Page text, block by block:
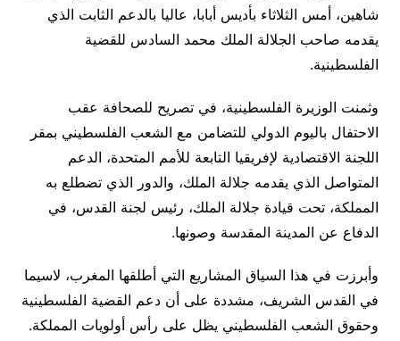
شاهين، أمس الثلاثاء بأديس أبابا، عاليا بالدعم الثابت الذي
يقدمه صاحب الجلالة الملك محمد السادس للقضية
الفلسطينية.
وثمنت الوزيرة الفلسطينية، في تصريح للصحافة عقب
الاحتفال باليوم الدولي للتضامن مع الشعب الفلسطيني بمقر
اللجنة الاقتصادية لإفريقيا التابعة للأمم المتحدة، الدعم
المتواصل الذي يقدمه جلالة الملك، والدور الذي تضطلع به
المملكة، تحت قيادة جلالة الملك، رئيس لجنة القدس، في
الدفاع عن المدينة المقدسة وصونها.
وأبرزت في هذا السياق المشاريع التي أطلقها المغرب، لاسيما
في القدس الشريف، مشددة على أن دعم القضية الفلسطينية
وحقوق الشعب الفلسطيني يظل على رأس أولويات المملكة.